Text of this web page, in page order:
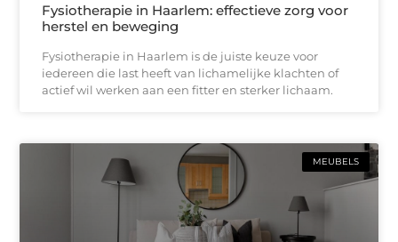
Fysiotherapie in Haarlem: effectieve zorg voor
herstel en beweging
Fysiotherapie in Haarlem is de juiste keuze voor
iedereen die last heeft van lichamelijke klachten of
actief wil werken aan een fitter en sterker lichaam.
MEUBELS